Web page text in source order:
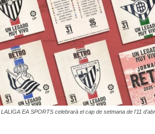
LALIGA EA SPORTS celebrarà el cap de setmana de l'11